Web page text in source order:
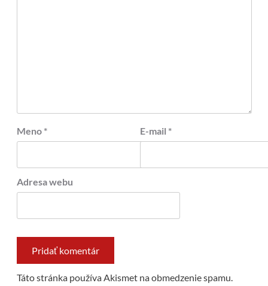
Meno * E-mail *
Adresa webu
Táto stránka používa Akismet na obmedzenie spamu.